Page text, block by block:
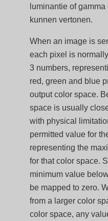
luminantie of
kunnen vertonen.
When an image is
each pixel is
3 numbers,
red, green and blue
output color space.
space is usually
with physical
permitted value for
representing the
for that color space.
minimum value
be mapped to zero.
from a larger color
color space, any